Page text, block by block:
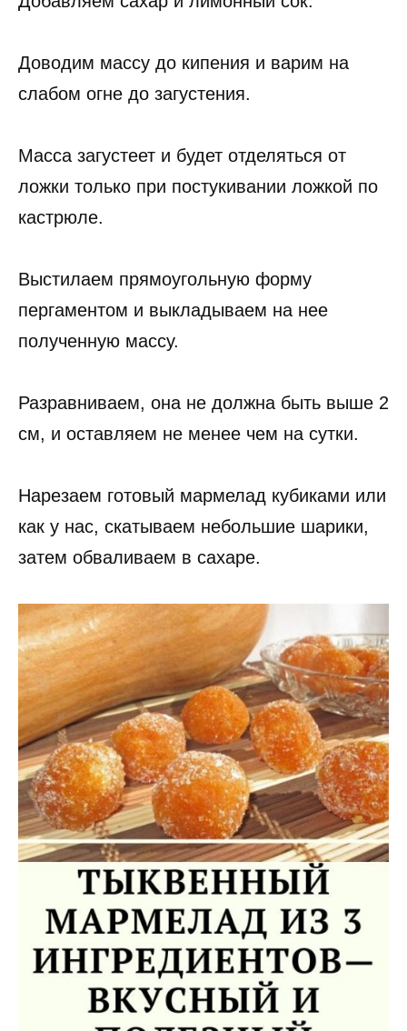
Доводим массу до кипения и варим на
слабом огне до загустения.
Масса загустеет и будет отделяться от
ложки только при постукивании ложкой по
кастрюле.
Выстилаем прямоугольную форму
пергаментом и выкладываем на нее
полученную массу.
Разравниваем, она не должна быть выше 2
см, и оставляем не менее чем на сутки.
Нарезаем готовый мармелад кубиками или
как у нас, скатываем небольшие шарики,
затем обваливаем в сахаре.